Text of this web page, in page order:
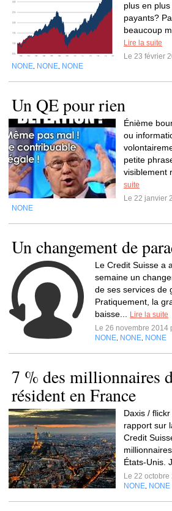
plus en
payants?
beaucoup
Lire la suite
Le 23 février
NONE NONE NONE
Un QE pour rien
Énième
ou
petite
visiblement
suite
Le 22 janvier
NONE
Un changement de
Le Credit Suisse a
semaine un
de ses services de
Pratiquement, la
baisse...
Lire la suite
Le 26 novembre 2014
NONE NONE NONE
7 % des millionnaires
résident en France
Daxis /
rapport sur
Credit
États-Unis.
Le 22
NONE NONE